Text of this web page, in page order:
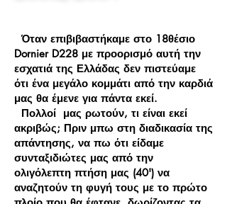
Όταν επιβιβαστήκαμε στο 18θέσιο
Dornier D228 με προορισμό αυτή την
εσχατιά της Ελλάδας δεν πιστεύαμε
ότι ένα μεγάλο κομμάτι από την καρδιά
μας θα έμενε για πάντα εκεί.
Πολλοί μας ρωτούν, τι είναι εκεί
ακριβώς; Πριν μπω στη διαδικασία της
απάντησης, να πω ότι είδαμε
συνταξιδιώτες μας από την
ολιγόλεπτη πτήση μας (40') να
αναζητούν τη φυγή τους με το πρώτο